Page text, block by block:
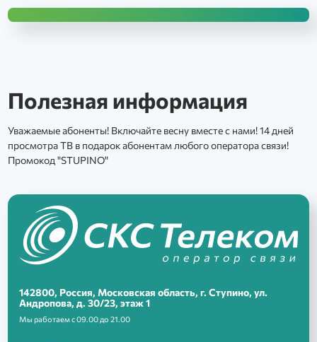
Полезная информация
Уважаемые абоненты! Включайте весну вместе с нами! 14 дней
просмотра ТВ в подарок абонентам любого оператора связи!
Промокод "STUPINO"
142800, Россия, Московская область, г. Ступино, ул.
Андропова, д. 30/23, этаж 1
Мы работаем с 09.00 до 21.00
Написать руководителю
Заявка на подключение по
тарифуBiTurbo+